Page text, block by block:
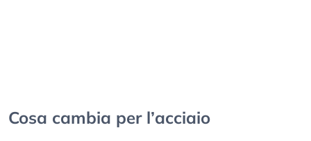
Cosa cambia per l’acciaio